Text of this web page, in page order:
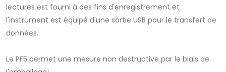
lectures est fourni à des fins d'enregistrement et
l'instrument est équipé d'une sortie USB pour le transfert de
données.
Le PF5 permet une mesure non destructive par le biais de